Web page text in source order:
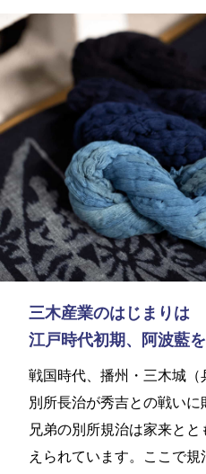
三木産業のはじまりは
江戸時代初期、阿波藍
戦国時代、播州・三木城（
別所長治が秀吉との戦い
兄弟の別所規治は家来と
えられています。ここで